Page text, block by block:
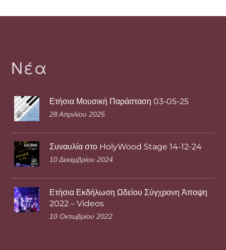
Νέα
Ετήσια Μουσική Παράσταση 03-05-25
28 Απριλίου 2025
Συναυλία στο HolyWood Stage 14-12-24
10 Δεκεμβρίου 2024
Ετήσια Εκδήλωση Ωδείου Σύγχρονη Άποψη
2022 – Videos
10 Οκτωβρίου 2022